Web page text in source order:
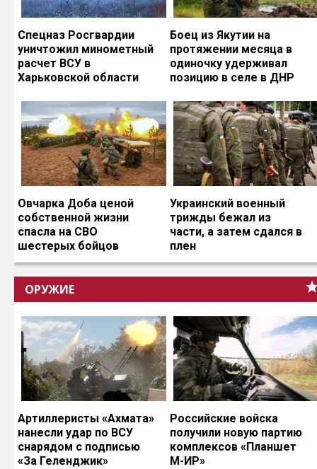
Спецназ Росгвардии
уничтожил минометный
расчет ВСУ в
Харьковской области
Боец из Якутии на
протяжении месяца в
одиночку удерживал
позицию в селе в ДНР
Овчарка Доба ценой
собственной жизни
спасла на СВО
шестерых бойцов
Украинский военный
трижды бежал из
части, а затем сдался в
плен
ОРУЖИЕ
Артиллеристы «Ахмата»
нанесли удар по ВСУ
снарядом с подписью
«За Геленджик»
Российские войска
получили новую партию
комплексов «Планшет
М-ИР»